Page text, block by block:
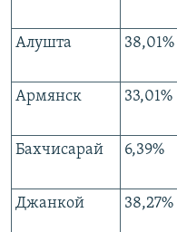
Алушта 38,01%
Армянск 33,01%
Бахчисарай 6,39%
Джанкой 38,27%